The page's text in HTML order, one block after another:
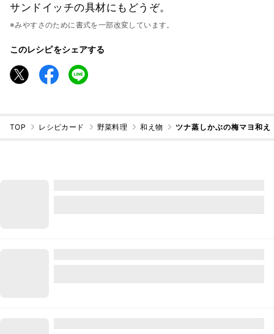
サンドイッチの具材にもどうぞ。
※みやすさのために書式を一部改変しています。
このレシピをシェアする
TOP レシピカード 野菜料理 和え物 ツナ蒸しかぶの梅マヨ和え